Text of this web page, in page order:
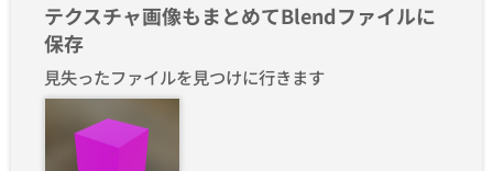
テクスチャ画像もまとめてBlendファイルに
保存
見失ったファイルを見つけに行きます